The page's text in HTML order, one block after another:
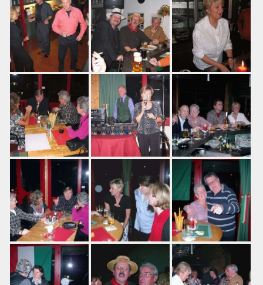
Training
Platzbuchung